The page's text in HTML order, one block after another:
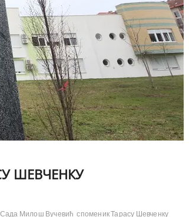
ШЕВЧЕНКУ
Сада Милош Вучевић споменик Тарасу Шевченку